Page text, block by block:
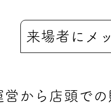
来場者にメ
営から店頭で